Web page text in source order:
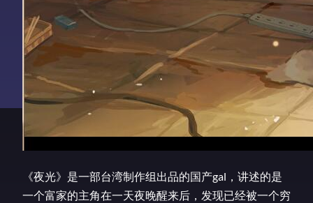
《夜光》是一部台湾制作组出品的国产gal，讲述的是
一个富家的主角在一天夜晚醒来后，发现已经被一个穷